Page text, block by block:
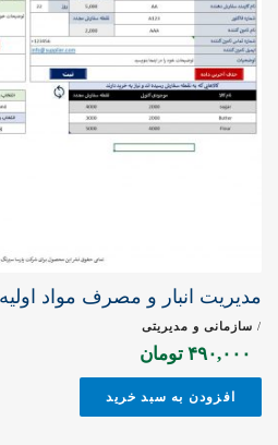
مدیریت انبار و مصرف مواد اولیه
/ سازمانی و مدیریتی
۴۹۰,۰۰۰ تومان
افزودن به سبد خرید